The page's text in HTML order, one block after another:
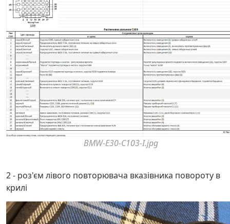
BMW-E30-C103-I.jpg
2 - роз'єм лівого повторювача вказівника повороту в
крилі